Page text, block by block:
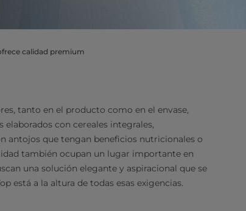
calidad premium
tanto en el producto como en el envase,
con cereales integrales,
antojos que tengan beneficios nutricionales o
también ocupan un lugar importante en
una solución elegante y aspiracional que se
está a la altura de todas esas exigencias.